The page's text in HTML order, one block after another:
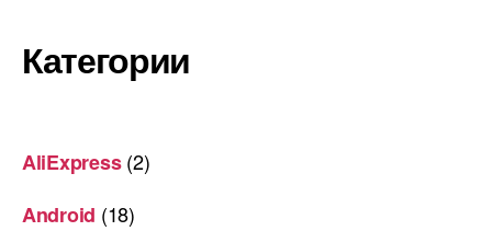
Категории
AliExpress(2)
Android (18)